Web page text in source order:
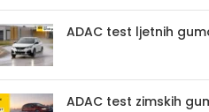
ADAC test ljetnih
ADAC test zimskih